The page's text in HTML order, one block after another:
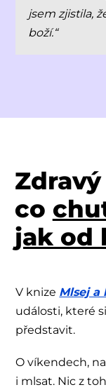
jsem zjistila,
boží.“
co
jak od
V knize Mlsej a
události, které
představit.
O víkendech,
i mlsat. Nic z